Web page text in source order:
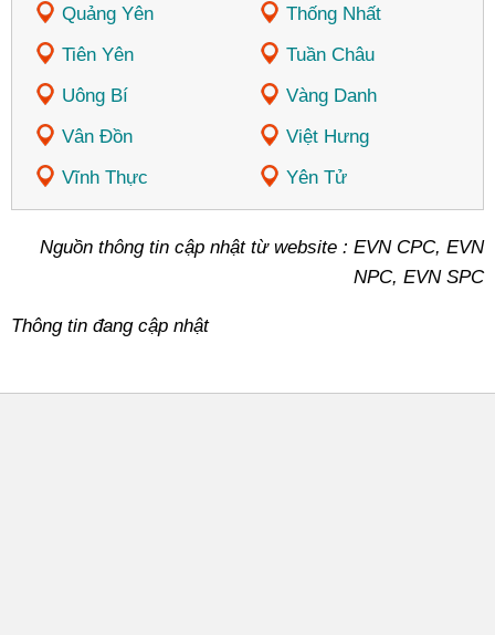
Quảng Yên
Thống Nhất
Tiên Yên
Tuần Châu
Uông Bí
Vàng Danh
Vân Đồn
Việt Hưng
Vĩnh Thực
Yên Tử
Nguồn thông tin cập nhật từ website : EVN CPC, EVN
NPC, EVN SPC
Thông tin đang cập nhật